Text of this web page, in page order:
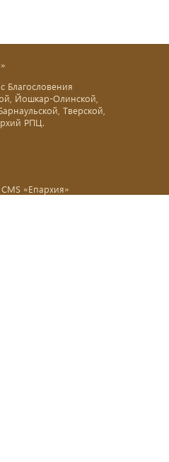
Благословения
Йошкар-Олинской,
Тверской,
РПЦ.
«Епархия»